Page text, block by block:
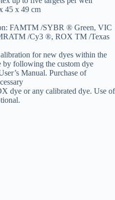
45 x 49 cm
FAMTM /SYBR ® Green, VIC
/Cy3 ®, ROX TM /Texas
for new dyes within the
by following the custom dye
Manual. Purchase of
dye or any calibrated dye. Use of